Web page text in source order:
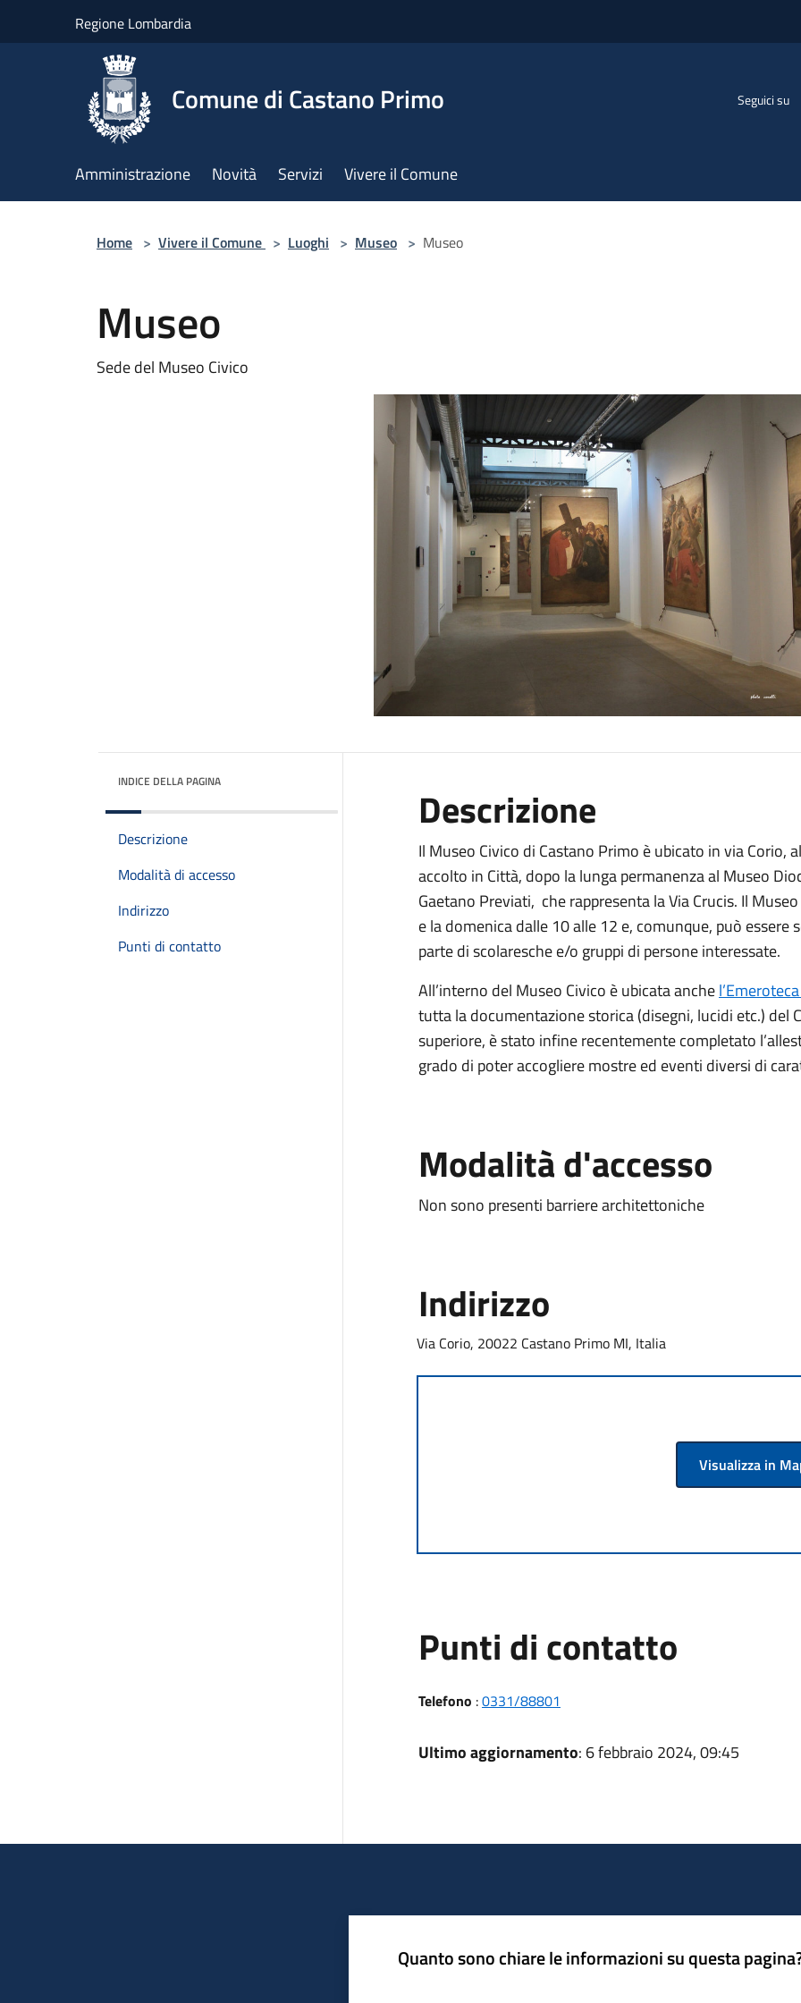
Regione Lombardia
Comune di Castano Primo Seguici su
Amministrazione Novità Servizi Vivere il Comune
Home > Vivere il Comune > Luoghi > Museo > Museo
Museo
Sede del Museo Civico
INDICE DELLA PAGINA
Descrizione
Modalità di accesso
Indirizzo
Punti di contatto
Descrizione
Il Museo Civico di Castano Primo è ubicato in via Corio,
accolto in Città, dopo la lunga permanenza al Museo
Gaetano Previati, che rappresenta la Via Crucis. Il
e la domenica dalle 10 alle 12 e, comunque, può
parte di scolaresche e/o gruppi di persone interessate.
All’interno del Museo Civico è ubicata anche
tutta la documentazione storica (disegni, lucidi etc.) del
superiore, è stato infine recentemente completato
grado di poter accogliere mostre ed eventi diversi di
Modalità d'accesso
Non sono presenti barriere architettoniche
Indirizzo
Via Corio, 20022 Castano Primo MI, Italia
Visualizza in
Punti di contatto
Telefono :0331/88801
Ultimo aggiornamento: 6 febbraio 2024, 09:45
Quanto sono chiare le informazioni su questa